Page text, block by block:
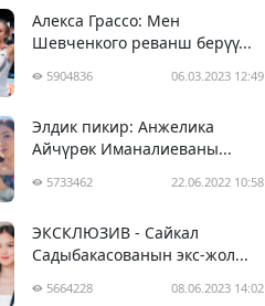
Алекса Грассо: Мен
Шевченкого реванш берүү...
5904836 06.03.2023 12:49
Элдик пикир: Анжелика
Айчүрөк Иманалиеваны...
5733462 22.06.2022 10:58
ЭКСКЛЮЗИВ - Сайкал
Садыбакасованын экс-жол...
5664228 08.06.2023 14:02